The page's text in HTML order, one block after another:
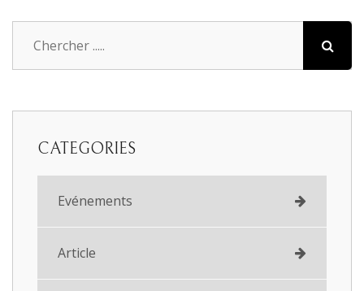
CATEGORIES
Evénements
Article